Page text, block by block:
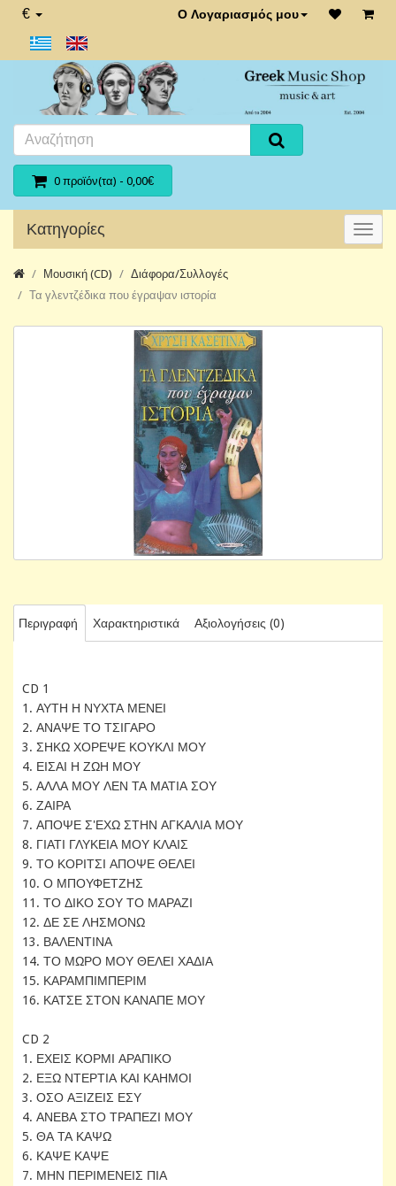
€ Ο Λογαριασμός μου
0 προϊόν(τα) - 0,00€
Κατηγορίες
Μουσική (CD)
Διάφορα/Συλλογές
Τα γλεντζέδικα που έγραψαν ιστορία
Περιγραφή Χαρακτηριστικά Αξιολογήσεις (0)
CD 1
1. ΑΥΤΗ Η ΝΥΧΤΑ ΜΕΝΕΙ
2. ΑΝΑΨΕ ΤΟ ΤΣΙΓΑΡΟ
3. ΣΗΚΩ ΧΟΡΕΨΕ ΚΟΥΚΛΙ ΜΟΥ
4. ΕΙΣΑΙ Η ΖΩΗ ΜΟΥ
5. ΑΛΛΑ ΜΟΥ ΛΕΝ ΤΑ ΜΑΤΙΑ ΣΟΥ
6. ΖΑΙΡΑ
7. ΑΠΟΨΕ Σ'ΕΧΩ ΣΤΗΝ ΑΓΚΑΛΙΑ ΜΟΥ
8. ΓΙΑΤΙ ΓΛΥΚΕΙΑ ΜΟΥ ΚΛΑΙΣ
9. ΤΟ ΚΟΡΙΤΣΙ ΑΠΟΨΕ ΘΕΛΕΙ
10. Ο ΜΠΟΥΦΕΤΖΗΣ
11. ΤΟ ΔΙΚΟ ΣΟΥ ΤΟ ΜΑΡΑΖΙ
12. ΔΕ ΣΕ ΛΗΣΜΟΝΩ
13. ΒΑΛΕΝΤΙΝΑ
14. ΤΟ ΜΩΡΟ ΜΟΥ ΘΕΛΕΙ ΧΑΔΙΑ
15. ΚΑΡΑΜΠΙΜΠΕΡΙΜ
16. ΚΑΤΣΕ ΣΤΟΝ ΚΑΝΑΠΕ ΜΟΥ
CD 2
1. ΕΧΕΙΣ ΚΟΡΜΙ ΑΡΑΠΙΚΟ
2. ΕΞΩ ΝΤΕΡΤΙΑ ΚΑΙ ΚΑΗΜΟΙ
3. ΟΣΟ ΑΞΙΖΕΙΣ ΕΣΥ
4. ΑΝΕΒΑ ΣΤΟ ΤΡΑΠΕΖΙ ΜΟΥ
5. ΘΑ ΤΑ ΚΑΨΩ
6. ΚΑΨΕ ΚΑΨΕ
7. ΜΗΝ ΠΕΡΙΜΕΝΕΙΣ ΠΙΑ